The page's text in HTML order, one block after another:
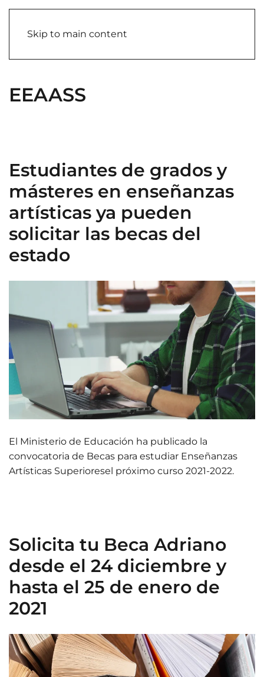
Skip to main content
EEAASS
Estudiantes de grados y
másteres en enseñanzas
artísticas ya pueden
solicitar las becas del
estado
El Ministerio de Educación ha publicado la
convocatoria de Becas para estudiar Enseñanzas
Artísticas Superioresel próximo curso 2021-2022.
Solicita tu Beca Adriano
desde el 24 diciembre y
hasta el 25 de enero de
2021